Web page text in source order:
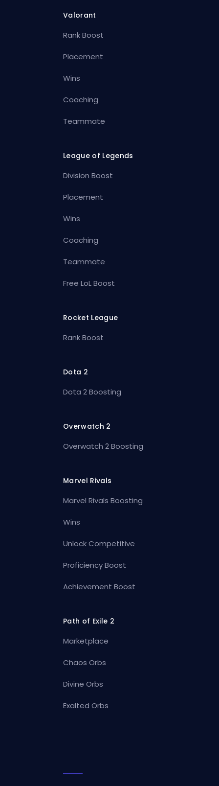
Valorant
Rank Boost
Placement
Wins
Coaching
Teammate
League of Legends
Division Boost
Placement
Wins
Coaching
Teammate
Free LoL Boost
Rocket League
Rank Boost
Dota 2
Dota 2 Boosting
Overwatch 2
Overwatch 2 Boosting
Marvel Rivals
Marvel Rivals Boosting
Wins
Unlock Competitive
Proficiency Boost
Achievement Boost
Path of Exile 2
Marketplace
Chaos Orbs
Divine Orbs
Exalted Orbs